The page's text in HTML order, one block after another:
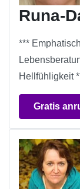
Runa-
***
Hellfühligkeit
Gratis